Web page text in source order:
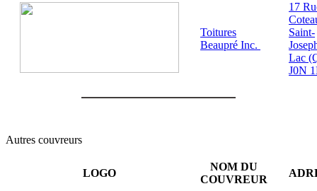
Toitures
Beaupré Inc.
17
Saint-
Lac
J0N
Autres couvreurs
LOGO
NOM DU
COUVREUR